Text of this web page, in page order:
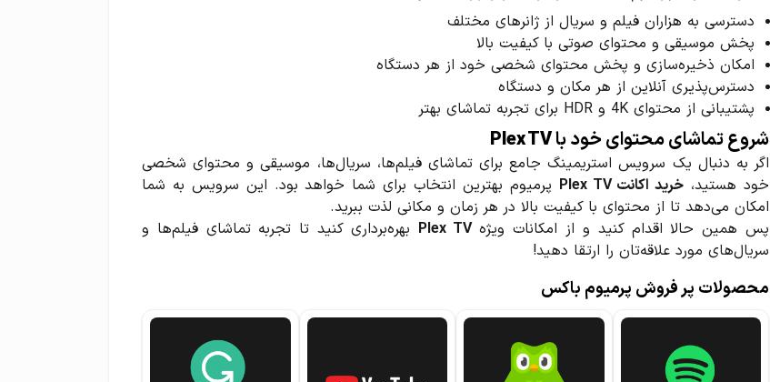
دسترسی به هزاران فیلم و سریال از ژانرهای مختلف
پخش موسیقی و محتوای صوتی با کیفیت بالا
امکان ذخیره‌سازی و پخش محتوای شخصی خود از هر دستگاه
دسترس‌پذیری آنلاین از هر مکان و دستگاه
پشتیبانی از محتوای 4K و HDR برای تجربه تماشای بهتر
شروع تماشای محتوای خود باPlex TV
اگر به دنبال یک سرویس استریمینگ جامع برای تماشای فیلم‌ها، سریال‌ها، موسیقی و محتوای شخصی
خود هستید، خرید اکانت Plex TV
پرمیوم بهترین انتخاب برای شما خواهد بود. این سرویس به شما
امکان می‌دهد تا از محتوای با کیفیت بالا در هر زمان و مکانی لذت ببرید.
پس همین حالا اقدام کنید و از امکانات ویژهPlex TV بهره‌برداری کنید تا تجربه تماشای فیلم‌ها و
سریال‌های مورد علاقه‌تان را ارتقا دهید!
محصولات پر فروش پرمیوم باکس